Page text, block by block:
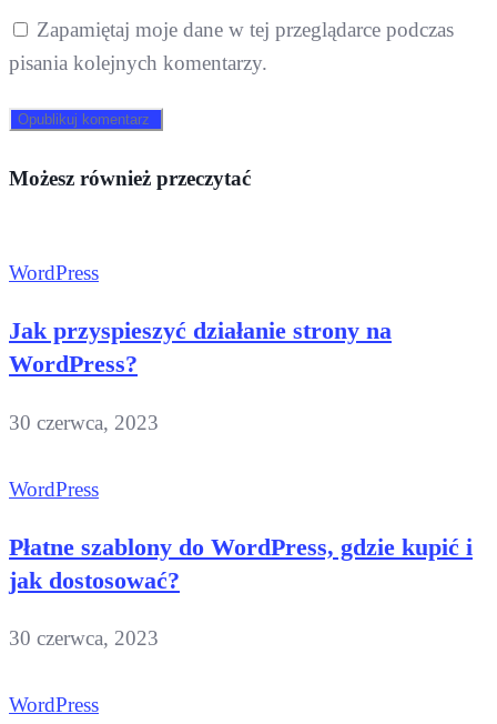
Zapamiętaj moje dane w tej przeglądarce podczas
pisania kolejnych komentarzy.
Możesz również przeczytać
WordPress
Jak przyspieszyć działanie strony na
WordPress?
30 czerwca, 2023
WordPress
Płatne szablony do WordPress, gdzie kupić i
jak dostosować?
30 czerwca, 2023
WordPress